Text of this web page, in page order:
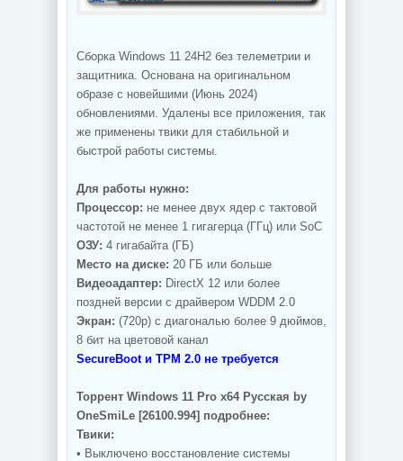
Сборка Windows 11 24H2 без телеметрии и
защитника. Основана на оригинальном
образе с новейшими (Июнь 2024)
обновлениями. Удалены все приложения, так
же применены твики для стабильной и
быстрой работы системы.
Для работы нужно:
Процессор: не менее двух ядер с тактовой
частотой не менее 1 гигагерца (ГГц) или SoC
ОЗУ: 4 гигабайта (ГБ)
Место на диске: 20 ГБ или больше
Видеоадаптер: DirectX 12 или более
поздней версии с драйвером WDDM 2.0
Экран: (720p) с диагональю более 9 дюймов,
8 бит на цветовой канал
SecureBoot и TPM 2.0 не требуется
Торрент Windows 11 Pro x64 Русская by
OneSmiLe [26100.994] подробнее:
Твики:
• Выключено восстановление системы